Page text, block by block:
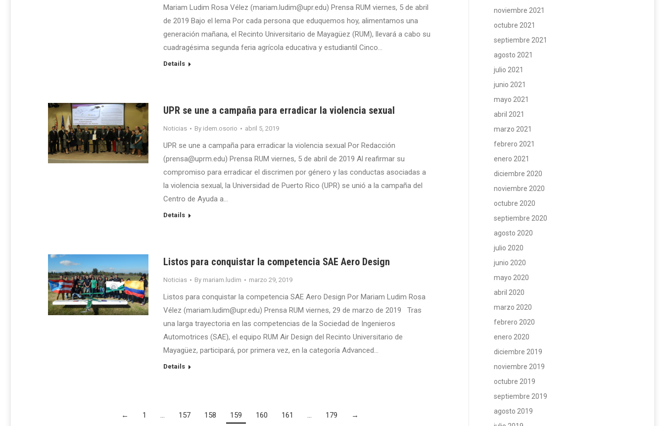
Mariam Ludim Rosa Vélez (mariam.ludim@upr.edu) Prensa RUM viernes, 5 de abril
de 2019 Bajo el lema Por cada persona que eduquemos hoy, alimentamos una
generación mañana, el Recinto Universitario de Mayagüez (RUM), llevará a cabo su
cuadragésima segunda feria agrícola educativa y estudiantil Cinco…
Details
UPR se une a campaña para erradicar la violencia sexual
Noticias By idem.osorio abril 5, 2019
UPR se une a campaña para erradicar la violencia sexual Por Redacción
(prensa@uprm.edu) Prensa RUM viernes, 5 de abril de 2019 Al reafirmar su
compromiso para erradicar el discrimen por género y las conductas asociadas a
la violencia sexual, la Universidad de Puerto Rico (UPR) se unió a la campaña del
Centro de Ayuda a…
Details
Listos para conquistar la competencia SAE Aero Design
Noticias By mariam.ludim marzo 29, 2019
Listos para conquistar la competencia SAE Aero Design Por Mariam Ludim Rosa
Vélez (mariam.ludim@upr.edu) Prensa RUM viernes, 29 de marzo de 2019 Tras
una larga trayectoria en las competencias de la Sociedad de Ingenieros
Automotrices (SAE), el equipo RUM Air Design del Recinto Universitario de
Mayagüez, participará, por primera vez, en la categoría Advanced…
Details
← 1 … 157 158 159 160 161 … 179 →
noviembre 2021
octubre 2021
septiembre 2021
agosto 2021
julio 2021
junio 2021
mayo 2021
abril 2021
marzo 2021
febrero 2021
enero 2021
diciembre 2020
noviembre 2020
octubre 2020
septiembre 2020
agosto 2020
julio 2020
junio 2020
mayo 2020
abril 2020
marzo 2020
febrero 2020
enero 2020
diciembre 2019
noviembre 2019
octubre 2019
septiembre 2019
agosto 2019